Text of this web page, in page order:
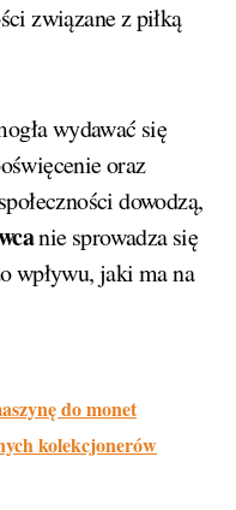
związane z piłką
wydawać się
oraz
dowodzą,
nie sprowadza się
wpływu, jaki ma na
do monet
kolekcjonerów